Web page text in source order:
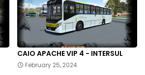
CAIO APACHE VIP 4 - INTERSUL
February 25, 2024